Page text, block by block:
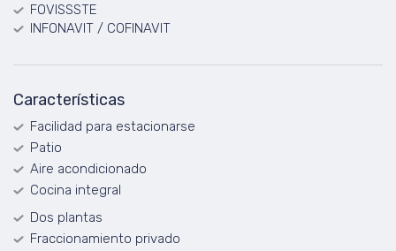
FOVISSSTE
INFONAVIT / COFINAVIT
Características
Facilidad para estacionarse
Patio
Aire acondicionado
Cocina integral
Dos plantas
Fraccionamiento privado